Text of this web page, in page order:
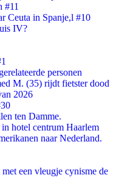
#11
Ceuta in Spanje,l #10
IV?
personen
M. (35) rijdt fietster dood
2026
ten Damme.
hotel centrum Haarlem
naar Nederland.
een vleugje cynisme de